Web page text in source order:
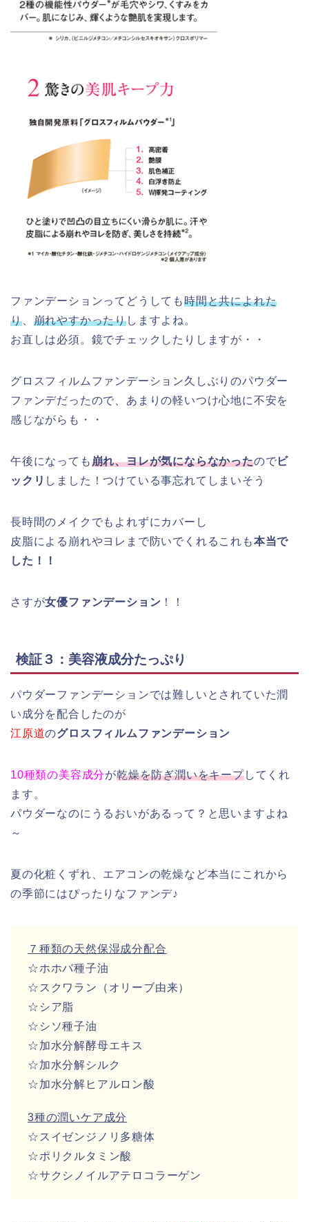
ファンデーションってどうしても時間と共によれた
り、 崩れやすかったりしますよね。
お直しは必須。鏡でチェックしたりしますが・・
グロスフィルムファンデーション久しぶりのパウダー
ファンデだったので、あまりの軽いつけ心地に不安を
感じながらも・・
午後になっても崩れ、ヨレが気にならなかったのでビ
ックリ しました！つけている事忘れてしまいそう
長時間のメイクでもよれずにカバーし
皮脂による崩れやヨレまで防いでくれるこれも本当で
した！！
さすが女優ファンデーション ！！
検証３：美容液成分たっぷり
パウダーファンデーションでは難しいとされていた潤
い成分を配合したのが
江原道のグロスフィルムファンデーション
10種類の美容成分が乾燥を防ぎ潤いをキープしてくれ
ます。
パウダーなのにうるおいがあるって？と思いますよね
～
夏の化粧くずれ、エアコンの乾燥など本当にこれから
の季節にはぴったりなファンデ♪
７種類の天然保湿成分配合
☆ホホバ種子油
☆スクワラン（オリーブ由来）
☆シア脂
☆シソ種子油
☆加水分解酵母エキス
☆加水分解シルク
☆加水分解ヒアルロン酸
3種の潤いケア成分
☆スイゼンジノリ多糖体
☆ポリクルタミン酸
☆サクシノイルアテロコラーゲン